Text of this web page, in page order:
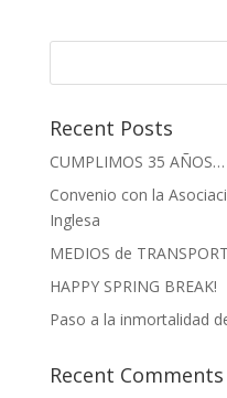
Recent Posts
CUMPLIMOS 35 AÑOS…
Convenio con la
Inglesa
MEDIOS de
HAPPY SPRING BREAK!
Paso a la inmortalidad
Recent Comments